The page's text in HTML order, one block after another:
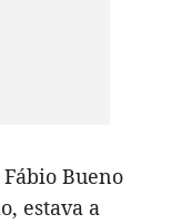
Bueno
estava a